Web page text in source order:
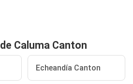
Caluma Canton
Echeandía Canton